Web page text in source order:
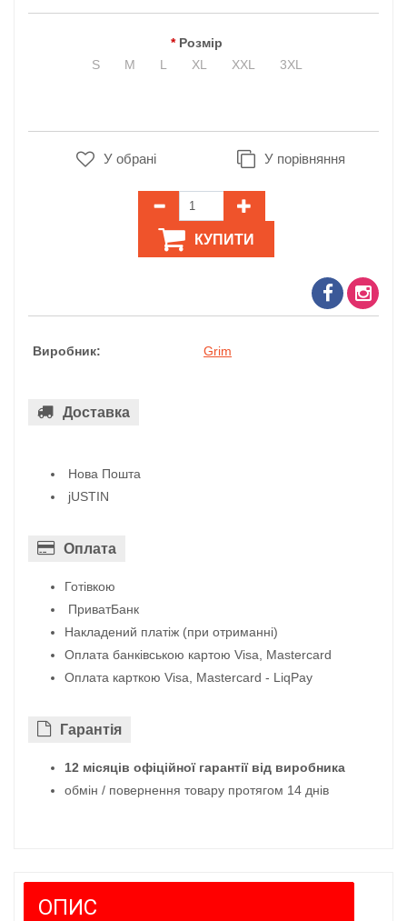
Розмір
S
M L XL XXL 3XL
У обрані У порівняння
КУПИТИ
Виробник: Grim
Доставка
Нова Пошта
jUSTIN
Оплата
Готівкою
ПриватБанк
Накладений платіж (при отриманні)
Оплата банківською картою Visa, Mastercard
Оплата карткою Visa, Mastercard - LiqPay
Гарантiя
12 місяців офіційної гарантії від виробника
обмін / повернення товару протягом 14 днів
ОПИС